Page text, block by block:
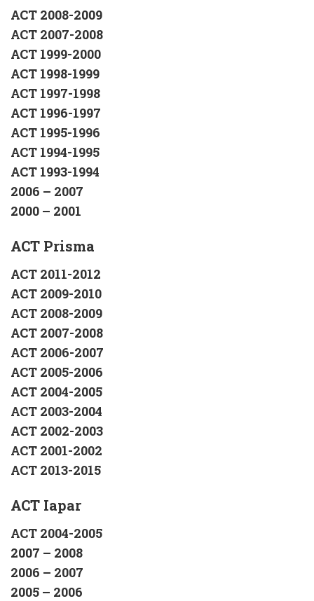
ACT 2008-2009
ACT 2007-2008
ACT 1999-2000
ACT 1998-1999
ACT 1997-1998
ACT 1996-1997
ACT 1995-1996
ACT 1994-1995
ACT 1993-1994
2006 – 2007
2000 – 2001
ACT Prisma
ACT 2011-2012
ACT 2009-2010
ACT 2008-2009
ACT 2007-2008
ACT 2006-2007
ACT 2005-2006
ACT 2004-2005
ACT 2003-2004
ACT 2002-2003
ACT 2001-2002
ACT 2013-2015
ACT Iapar
ACT 2004-2005
2007 – 2008
2006 – 2007
2005 – 2006